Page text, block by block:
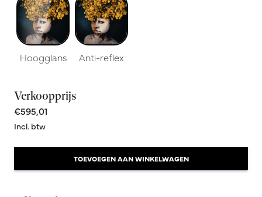
Hoogglans Anti-reflex
Verkoopprijs
€595,01
Incl. btw
TOEVOEGEN AAN WINKELWAGEN